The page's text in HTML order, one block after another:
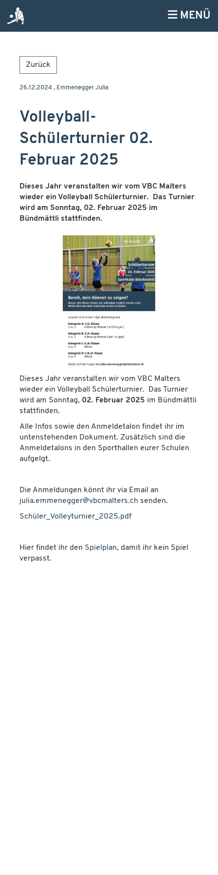
MENÜ
Zurück
26.12.2024 , Emmenegger Julia
Volleyball-
Schülerturnier 02.
Februar 2025
Dieses Jahr veranstalten wir vom VBC Malters
wieder ein Volleyball Schülerturnier. Das Turnier
wird am Sonntag, 02. Februar 2025 im
Bündmättli stattfinden.
Dieses Jahr veranstalten wir vom VBC Malters
wieder ein Volleyball Schülerturnier. Das Turnier
wird am Sonntag, 02. Februar 2025 im Bündmättli
stattfinden.
Alle Infos sowie den Anmeldetalon findet ihr im
untenstehenden Dokument. Zusätzlich sind die
Anmeldetalons in den Sporthallen eurer Schulen
aufgelgt.
Die Anmeldungen könnt ihr via Email an
julia.emmenegger@vbcmalters.ch senden.
Schüler_Volleyturnier_2025.pdf
Hier findet ihr den Spielplan, damit ihr kein Spiel
verpasst.